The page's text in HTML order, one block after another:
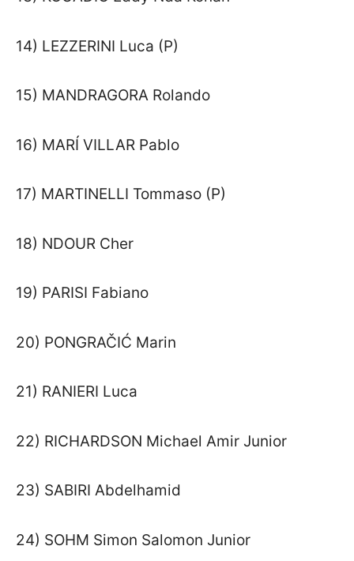
14) LEZZERINI Luca (P)
15) MANDRAGORA Rolando
16) MARÍ VILLAR Pablo
17) MARTINELLI Tommaso (P)
18) NDOUR Cher
19) PARISI Fabiano
20) PONGRAČIĆ Marin
21) RANIERI Luca
22) RICHARDSON Michael Amir Junior
23) SABIRI Abdelhamid
24) SOHM Simon Salomon Junior